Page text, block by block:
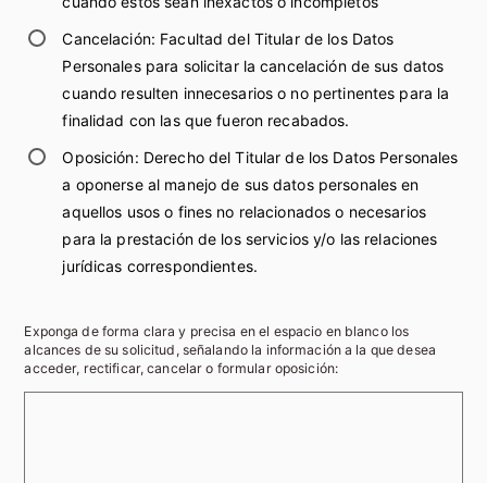
Cancelación: Facultad del Titular de los Datos
Personales para solicitar la cancelación de sus datos
cuando resulten innecesarios o no pertinentes para la
finalidad con las que fueron recabados.
Oposición: Derecho del Titular de los Datos Personales
a oponerse al manejo de sus datos personales en
aquellos usos o fines no relacionados o necesarios
para la prestación de los servicios y/o las relaciones
jurídicas correspondientes.
Exponga de forma clara y precisa en el espacio en blanco los
alcances de su solicitud, señalando la información a la que desea
acceder, rectificar, cancelar o formular oposición: